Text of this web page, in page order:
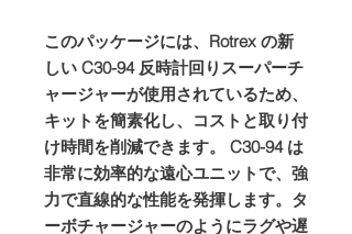
このパッケージには、Rotrex の新
しい C30-94 反時計回りスーパーチ
ャージャーが使用されているため、
キットを簡素化し、コストと取り付
け時間を削減できます。 C30-94 は
非常に効率的な遠心ユニットで、強
力で直線的な性能を発揮します。タ
ーボチャージャーのようにラグや遅